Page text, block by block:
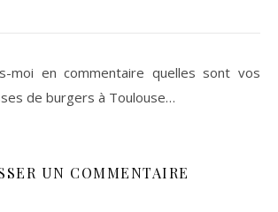
moi en commentaire quelles sont vos
de burgers à Toulouse…
UN COMMENTAIRE